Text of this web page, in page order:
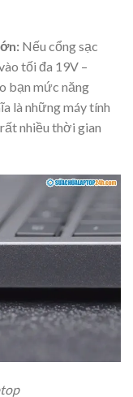
Nếu cổng sạc
tối đa 19V –
bạn mức năng
là những máy tính
nhiều thời gian